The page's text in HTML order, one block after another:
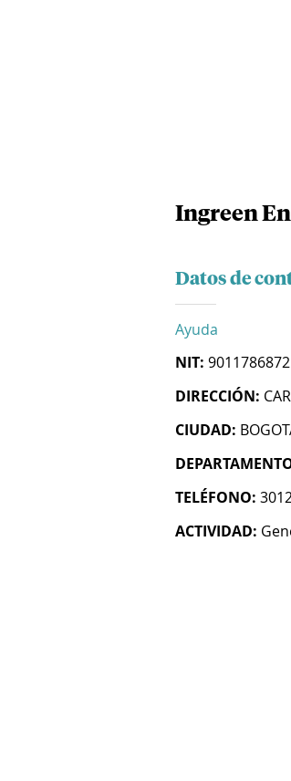
Ingreen
Datos de
Ayuda
NIT: 9011786872
DIRECCIÓN:
CIUDAD:
TELÉFONO:
ACTIVIDAD: